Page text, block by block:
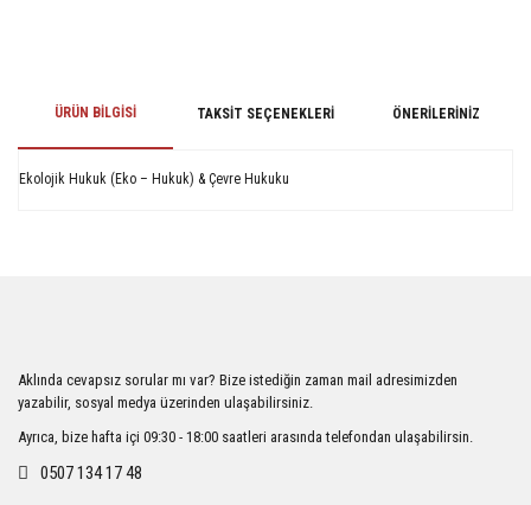
ÜRÜN BILGISI TAKSIT SEÇENEKLERI ÖNERILERINIZ
Ekolojik Hukuk (Eko – Hukuk) & Çevre Hukuku
Ürün açıklamasında eksik bilgiler bulunuyor.
Ürün bilgilerinde hatalar bulunuyor.
Ürün fiyatı diğer sitelerden daha pahalı.
Aklında cevapsız sorular mı var? Bize istediğin zaman mail adresimizden
yazabilir, sosyal medya üzerinden ulaşabilirsiniz.
Ayrıca, bize hafta içi 09:30 - 18:00 saatleri arasında telefondan ulaşabilirsin.
0507 134 17 48